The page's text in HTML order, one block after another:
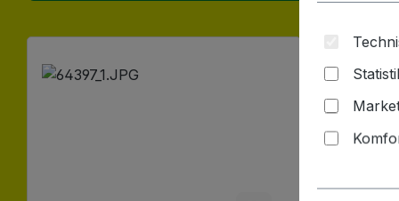
Produktgalerie überspringen